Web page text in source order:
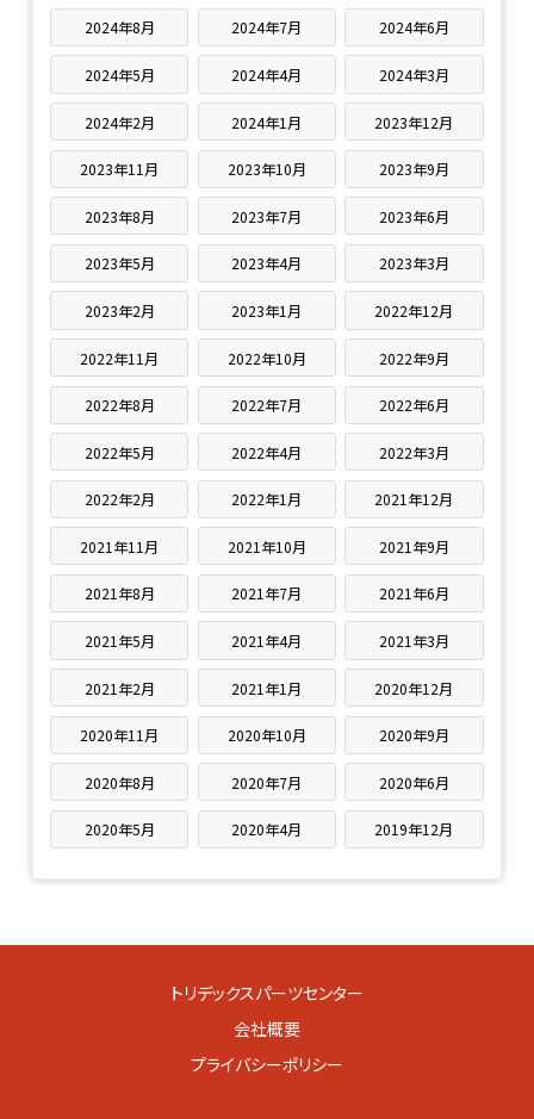
2024年8月 2024年7月 2024年6月
2024年5月 2024年4月 2024年3月
2024年2月 2024年1月 2023年12月
2023年11月 2023年10月 2023年9月
2023年8月 2023年7月 2023年6月
2023年5月 2023年4月 2023年3月
2023年2月 2023年1月 2022年12月
2022年11月 2022年10月 2022年9月
2022年8月 2022年7月 2022年6月
2022年5月 2022年4月 2022年3月
2022年2月 2022年1月 2021年12月
2021年11月 2021年10月 2021年9月
2021年8月 2021年7月 2021年6月
2021年5月 2021年4月 2021年3月
2021年2月 2021年1月 2020年12月
2020年11月 2020年10月 2020年9月
2020年8月 2020年7月 2020年6月
2020年5月 2020年4月 2019年12月
トリデックスパーツセンター
会社概要
プライバシーポリシー